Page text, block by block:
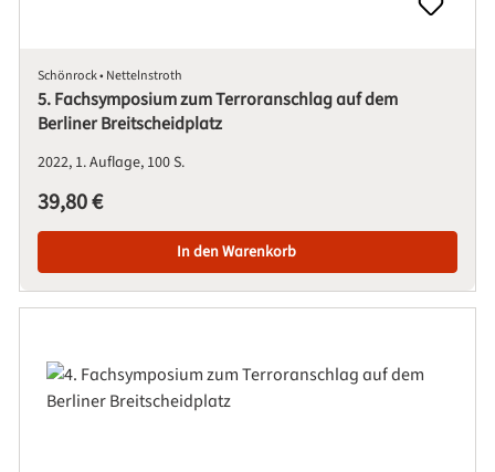
Schönrock • Nettelnstroth
5. Fachsymposium zum Terroranschlag auf dem
Berliner Breitscheidplatz
2022 1. Auflage 100 S.
Regulärer Preis:
39,80 €
In den Warenkorb